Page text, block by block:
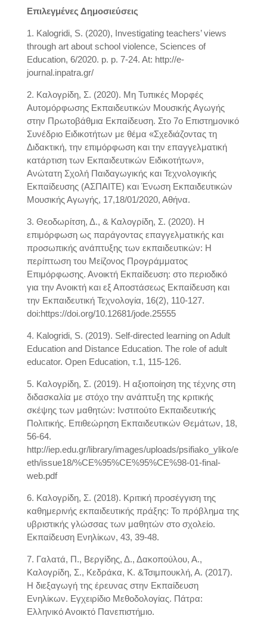
Επιλεγμένες Δημοσιεύσεις
1. Kalogridi, S. (2020), Investigating teachers’ views
through art about school violence, Sciences of
Education, 6/2020. p. p. 7-24. At: http://e-
journal.inpatra.gr/
2. Καλογρίδη, Σ. (2020). Μη Τυπικές Μορφές
Αυτομόρφωσης Εκπαιδευτικών Μουσικής Αγωγής
στην Πρωτοβάθμια Εκπαίδευση. Στο 7ο Επιστημονικό
Συνέδριο Ειδικοτήτων με θέμα «Σχεδιάζοντας τη
Διδακτική, την επιμόρφωση και την επαγγελματική
κατάρτιση των Εκπαιδευτικών Ειδικοτήτων»,
Ανώτατη Σχολή Παιδαγωγικής και Τεχνολογικής
Εκπαίδευσης (ΑΣΠΑΙΤΕ) και Ένωση Εκπαιδευτικών
Μουσικής Αγωγής, 17,18/01/2020, Αθήνα.
3. Θεοδωρίτση, Δ., & Καλογρίδη, Σ. (2020). Η
επιμόρφωση ως παράγοντας επαγγελματικής και
προσωπικής ανάπτυξης των εκπαιδευτικών: Η
περίπτωση του Μείζονος Προγράμματος
Επιμόρφωσης. Ανοικτή Εκπαίδευση: στο περιοδικό
για την Ανοικτή και εξ Αποστάσεως Εκπαίδευση και
την Εκπαιδευτική Τεχνολογία, 16(2), 110-127.
doi:https://doi.org/10.12681/jode.25555
4. Κalogridi, S. (2019). Self-directed learning on Adult
Education and Distance Education. The role of adult
educator. Open Education, τ.1, 115-126.
5. Καλογρίδη, Σ. (2019). H αξιοποίηση της τέχνης στη
διδασκαλία με στόχο την ανάπτυξη της κριτικής
σκέψης των μαθητών: Ινστιτούτο Εκπαιδευτικής
Πολιτικής. Επιθεώρηση Εκπαιδευτικών Θεμάτων, 18,
56-64.
http://iep.edu.gr/library/images/uploads/psifiako_yliko/e
eth/issue18/%CE%95%CE%95%CE%98-01-final-
web.pdf
6. Καλογρίδη, Σ. (2018). Κριτική προσέγγιση της
καθημερινής εκπαιδευτικής πράξης: Το πρόβλημα της
υβριστικής γλώσσας των μαθητών στο σχολείο.
Εκπαίδευση Ενηλίκων, 43, 39-48.
7. Γαλατά, Π., Βεργίδης, Δ., Δακοπούλου, Α.,
Καλογρίδη, Σ., Κεδράκα, Κ. &Τσιμπουκλή, Α. (2017).
Η διεξαγωγή της έρευνας στην Εκπαίδευση
Ενηλίκων. Εγχειρίδιο Μεθοδολογίας. Πάτρα:
Ελληνικό Ανοικτό Πανεπιστήμιο.